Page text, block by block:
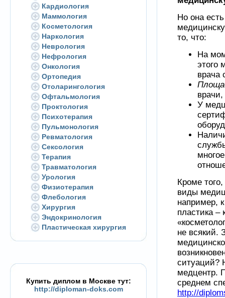
Кардиология
Маммология
Косметология
Наркология
Неврология
Нефрология
Онкология
Ортопедия
Отоларингология
Офтальмология
Проктология
Психотерапия
Пульмонология
Ревматология
Сексология
Терапия
Травматология
Урология
Физиотерапия
Флебология
Хирургия
Эндокринология
Пластическая хирургия
Купить диплом в Москве тут:
http://diploman-doks.com
Но она
то, что:
На
этого
врача
врачи,
У
Кроме
виды
например,
пластика –
не всякий.
ситуаций?
медцентр.
среднем
http://